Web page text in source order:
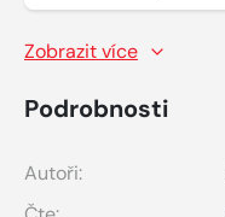
Zobrazit více
Podrobnosti
Autoři: